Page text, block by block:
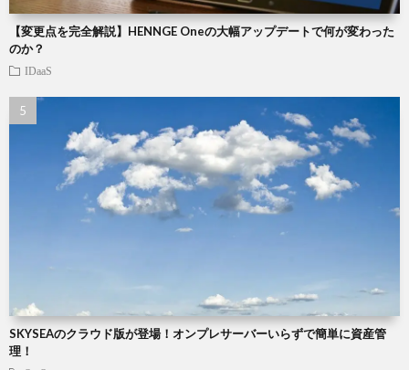
【変更点を完全解説】HENNGE Oneの大幅アップデートで何が変わった
のか？
IDaaS
SKYSEAのクラウド版が登場！オンプレサーバーいらずで簡単に資産管
理！